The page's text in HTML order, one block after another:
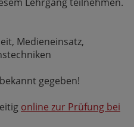
Medieneinsatz,
gegeben!
online zur Prüfung bei